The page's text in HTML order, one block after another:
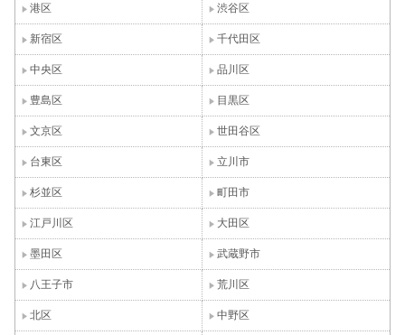
港区 渋谷区
新宿区 千代田区
中央区 品川区
豊島区 目黒区
文京区 世田谷区
台東区 立川市
杉並区 町田市
江戸川区 大田区
墨田区 武蔵野市
八王子市 荒川区
北区 中野区